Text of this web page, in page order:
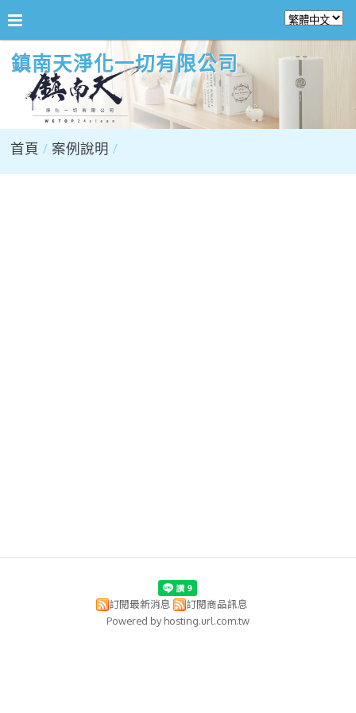
鎮南天淨化一切有限公司
首頁 案例說明
訂閱最新消息
訂閱商品訊息
Powered by hosting.url.com.tw